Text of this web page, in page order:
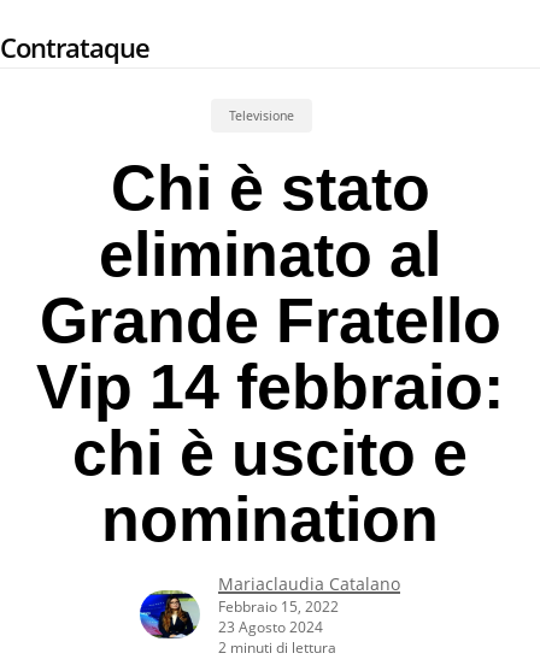
to
Contrataque
Televisione
Chi è stato
eliminato al
Grande Fratello
Vip 14 febbraio:
chi è uscito e
nomination
Mariaclaudia Catalano
Febbraio 15, 2022
23 Agosto 2024
2 minuti di lettura